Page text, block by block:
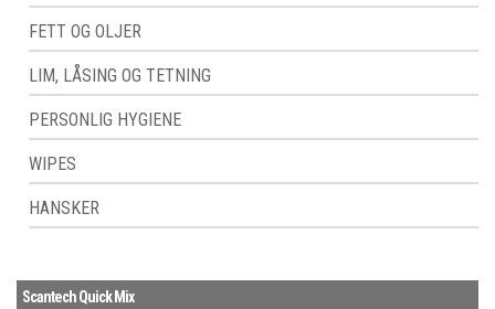
FETT OG OLJER
LIM, LÅSING OG TETNING
PERSONLIG HYGIENE
WIPES
HANSKER
Scantech Quick Mix